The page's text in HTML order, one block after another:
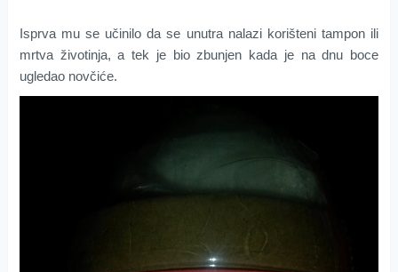
Isprva mu se učinilo da se unutra nalazi korišteni tampon ili
mrtva životinja, a tek je bio zbunjen kada je na dnu boce
ugledao novčiće.